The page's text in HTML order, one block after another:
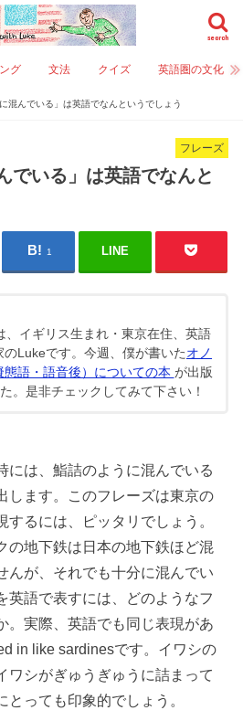
search
グ 文法 クイズ 英語圏の文化
に混んでいる」は英語でなんというでしょう
フレーズ
でいる」は英語でなんと
1 LINE
、イギリス生まれ・東京在住、英語
のLukeです。今週、僕が書いたオノ
態語・語音後）についての本 が出版
。是非チェックしてみて下さい！
には、鮨詰のように混んでいる
します。このフレーズは東京の
るには、ピッタリでしょう。
の地下鉄は日本の地下鉄ほど混
んが、それでも十分に混んでい
英語で表すには、どのようなフ
。実際、英語でも同じ表現があ
in like sardinesです。イワシの
ワシがぎゅうぎゅうに詰まって
っても印象的でしょう。